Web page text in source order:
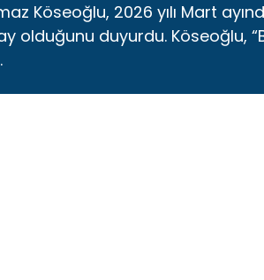
Köseoğlu, 2026 yılı Mart
olduğunu duyurdu. Köseoğlu,